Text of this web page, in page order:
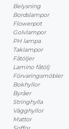
Belysning
Bordslampor
Flowerpot
Golvlampor
PH lampa
Taklampor
Fåtöljer
Lamino fåtölj
Förvaringsmöbler
Bokhyllor
Byråer
Stringhylla
Vägghyllor
Mattor